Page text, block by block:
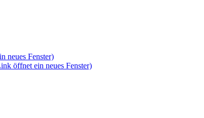
neues Fenster)
öffnet ein neues Fenster)